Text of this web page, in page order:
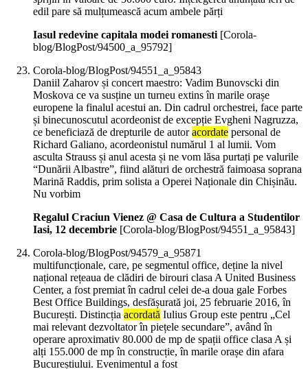
edil pare să mulțumească acum ambele părți
Iasul redevine capitala modei romanesti [Corola-
blog/BlogPost/94500_a_95792]
Corola-blog/BlogPost/94551_a_95843
Daniil Zaharov și concert maestro: Vadim Bunovscki din
Moskova ce va susține un turneu extins în marile orașe
europene la finalul acestui an. Din cadrul orchestrei, face parte
și binecunoscutul acordeonist de excepție Evgheni Nagruzza,
ce beneficiază de drepturile de autoracordate personal de
Richard Galiano, acordeonistul numărul 1 al lumii. Vom
asculta Strauss și anul acesta și ne vom lăsa purtați pe valurile
“Dunării Albastre”, fiind alături de orchestră faimoasa soprana
Marină Raddis, prim solista a Operei Naționale din Chișinău.
Nu vorbim
Regalul Craciun Vienez @ Casa de Cultura a Studentilor
Iasi, 12 decembrie [Corola-blog/BlogPost/94551_a_95843]
Corola-blog/BlogPost/94579_a_95871
multifuncționale, care, pe segmentul office, deține la nivel
național rețeaua de clădiri de birouri clasa A United Business
Center, a fost premiat în cadrul celei de-a doua gale Forbes
Best Office Buildings, desfășurată joi, 25 februarie 2016, în
București. Distincția acordată Iulius Group este pentru „Cel
mai relevant dezvoltator în piețele secundare”, având în
operare aproximativ 80.000 de mp de spații office clasa A și
alți 155.000 de mp în construcție, în marile orașe din afara
Bucureștiului. Evenimentul a fost